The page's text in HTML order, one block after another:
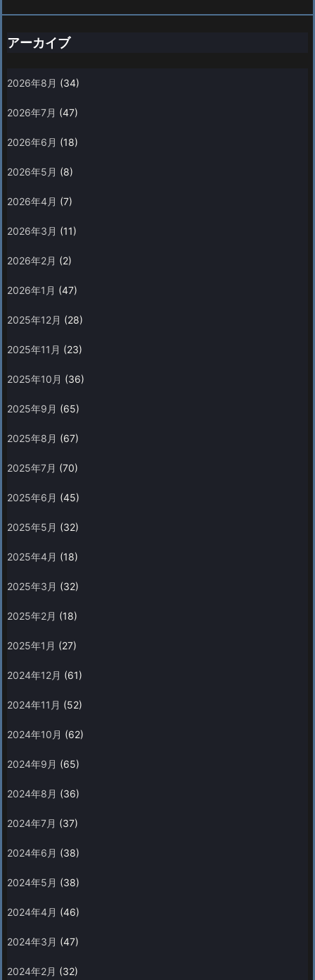
アーカイブ
2026年8月 (34)
2026年7月 (47)
2026年6月 (18)
2026年5月 (8)
2026年4月 (7)
2026年3月 (11)
2026年2月 (2)
2026年1月 (47)
2025年12月 (28)
2025年11月 (23)
2025年10月 (36)
2025年9月 (65)
2025年8月 (67)
2025年7月 (70)
2025年6月 (45)
2025年5月 (32)
2025年4月 (18)
2025年3月 (32)
2025年2月 (18)
2025年1月 (27)
2024年12月 (61)
2024年11月 (52)
2024年10月 (62)
2024年9月 (65)
2024年8月 (36)
2024年7月 (37)
2024年6月 (38)
2024年5月 (38)
2024年4月 (46)
2024年3月 (47)
2024年2月 (32)